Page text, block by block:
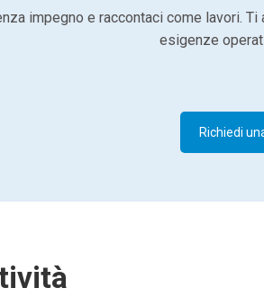
impegno e raccontaci come lavori.
esigenze
Richiedi